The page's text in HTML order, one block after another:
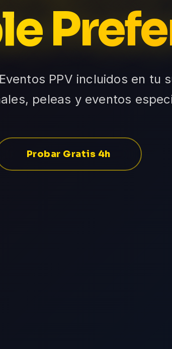
PPV incluidos en tu
peleas y eventos
Probar Gratis 4h